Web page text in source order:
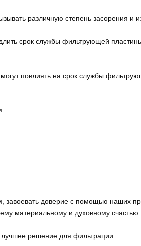
различную степень засорения и
срок службы фильтрующей
повлиять на срок службы
завоевать доверие с помощью наших
материальному и духовному счастью
лучшее решение для фильтрации